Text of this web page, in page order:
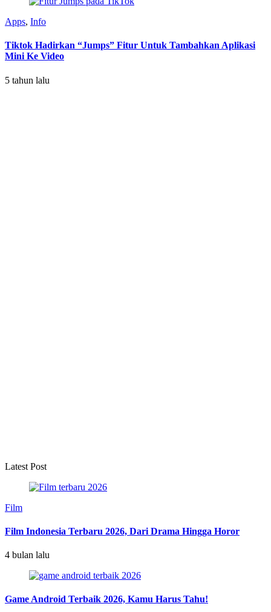
Apps, Info
Tiktok Hadirkan “Jumps” Fitur Untuk Tambahkan Aplikasi
Mini Ke Video
5 tahun lalu
Latest Post
Film
Film Indonesia Terbaru 2026, Dari Drama Hingga Horor
4 bulan lalu
Game Android Terbaik 2026, Kamu Harus Tahu!